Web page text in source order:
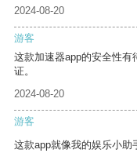
2024-08-20
游客
这款加速器app的安全性
证。
2024-08-20
游客
这款app就像我的娱乐小助